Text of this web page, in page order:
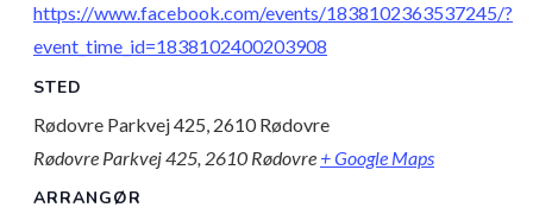
https://www.facebook.com/events/1838102363537245/?
event_time_id=1838102400203908
STED
Rødovre Parkvej 425, 2610 Rødovre
Rødovre Parkvej 425, 2610 Rødovre + Google Maps
ARRANGØR